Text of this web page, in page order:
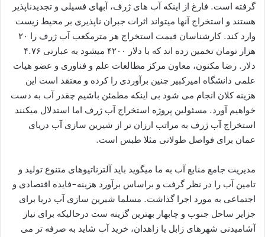
گرفته است. فارغ از اینکه آب های ژرف، آبهای فسیلی و تجدیدناپذیر
هستند و استخراج آنها میتواند اثرات جبران ناپذیری بر محیط زیست
وارد کند. کارشناسان قیمت استخراج هر مترمکعب آب ژرف را ۲۰
هزار تومان تخمین زده اند که با دلار ۴۲۰۰ میشود به عبارتی ۴.۷۶
دلار. رضا مکنون، معاون مرکز مطالعات علم و فناوری و عضو هیات
علمی دانشگاه امیرکبیر چنین برآوردی را کرده و معتقد است این
هزینه کلان انجام می شود بی اینکه مطمئن باشیم چقدر آب به دست
خواهیم آورد. مسئولین پروژه استخراج آب ژرف اما استدلال میکنند
استخراج آب ژرف به مراتب ارزان تر از شیرین سازی آب دریای
عمان برای فواصل طولانی مثلا طبس است.
مدیریت جامع منابع آب به ما میگوید باید آلترناتیوهای متنوع تولید و
تامین آب را در نظر گرفت و براساس برآورد هزینه-فایده اقتصادی و
اجتماعی به مورد اجرا گذاشت. مسلما شیرین سازی آب دریا برای
جزایر ساحل جنوب و چابهار بهترین گزینه ست درحالیکه برای نیاز
آشامیدنی شهرهای زابل یا زاهدان، خرید آب شاید به صرفه تر می